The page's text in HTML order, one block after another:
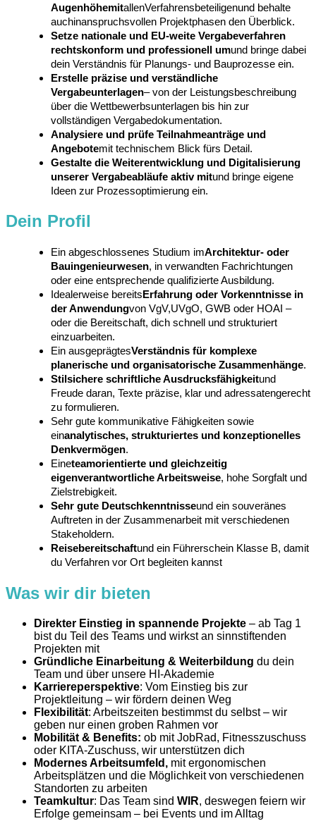
AugenhöhemitallenVerfahrensbeteiligenund behalte
auchinanspruchsvollen Projektphasen den Überblick.
Setze nationale und EU-weite Vergabeverfahren
rechtskonform und professionell umund bringe dabei
dein Verständnis für Planungs- und Bauprozesse ein.
Erstelle präzise und verständliche
Vergabeunterlagen– von der Leistungsbeschreibung
über die Wettbewerbsunterlagen bis hin zur
vollständigen Vergabedokumentation.
Analysiere und prüfe Teilnahmeanträge und
Angebotemit technischem Blick fürs Detail.
Gestalte die Weiterentwicklung und Digitalisierung
unserer Vergabeabläufe aktiv mitund bringe eigene
Ideen zur Prozessoptimierung ein.
Dein Profil
Ein abgeschlossenes Studium imArchitektur- oder
Bauingenieurwesen, in verwandten Fachrichtungen
oder eine entsprechende qualifizierte Ausbildung.
Idealerweise bereitsErfahrung oder Vorkenntnisse in
der Anwendungvon VgV,UVgO, GWB oder HOAI –
oder die Bereitschaft, dich schnell und strukturiert
einzuarbeiten.
Ein ausgeprägtesVerständnis für komplexe
planerische und organisatorische Zusammenhänge.
Stilsichere schriftliche Ausdrucksfähigkeitund
Freude daran, Texte präzise, klar und adressatengerecht
zu formulieren.
Sehr gute kommunikative Fähigkeiten sowie
einanalytisches, strukturiertes und konzeptionelles
Denkvermögen.
Eineteamorientierte und gleichzeitig
eigenverantwortliche Arbeitsweise, hohe Sorgfalt und
Zielstrebigkeit.
Sehr gute Deutschkenntnisseund ein souveränes
Auftreten in der Zusammenarbeit mit verschiedenen
Stakeholdern.
Reisebereitschaftund ein Führerschein Klasse B, damit
du Verfahren vor Ort begleiten kannst
Was wir dir bieten
Direkter Einstieg in spannende Projekte – ab Tag 1
bist du Teil des Teams und wirkst an sinnstiftenden
Projekten mit
Gründliche Einarbeitung & Weiterbildung du dein
Team und über unsere HI-Akademie
Karriereperspektive: Vom Einstieg bis zur
Projektleitung – wir fördern deinen Weg
Flexibilität: Arbeitszeiten bestimmst du selbst – wir
geben nur einen groben Rahmen vor
Mobilität & Benefits: ob mit JobRad, Fitnesszuschuss
oder KITA-Zuschuss, wir unterstützen dich
Modernes Arbeitsumfeld, mit ergonomischen
Arbeitsplätzen und die Möglichkeit von verschiedenen
Standorten zu arbeiten
Teamkultur: Das Team sind WIR, deswegen feiern wir
Erfolge gemeinsam – bei Events und im Alltag